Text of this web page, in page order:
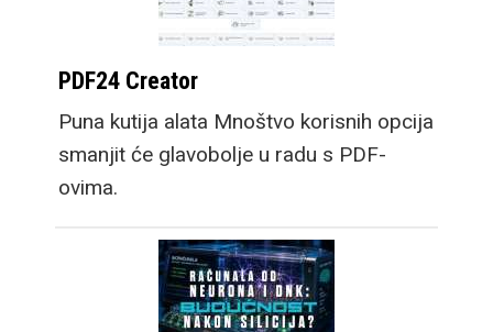
PDF24 Creator
Puna kutija alata Mnoštvo korisnih opcija
smanjit će glavobolje u radu s PDF-
ovima.